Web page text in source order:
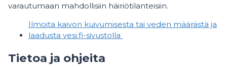
varautumaan mahdollisiin häiriötilanteisiin.
Ilmoita kaivon kuivumisesta tai veden määrästä ja
laadusta vesi.fi-sivustolla
Tietoa ja ohjeita